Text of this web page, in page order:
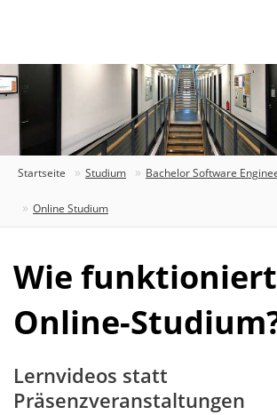
Startseite Studium Bachelor Software
Online Studium
Wie
Online-
Lernvideos statt
Präsenzveranstaltungen